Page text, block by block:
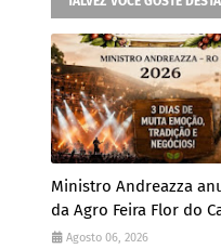
Ministro Andreazza
da Agro Feira Flor do
Agosto 06, 2026